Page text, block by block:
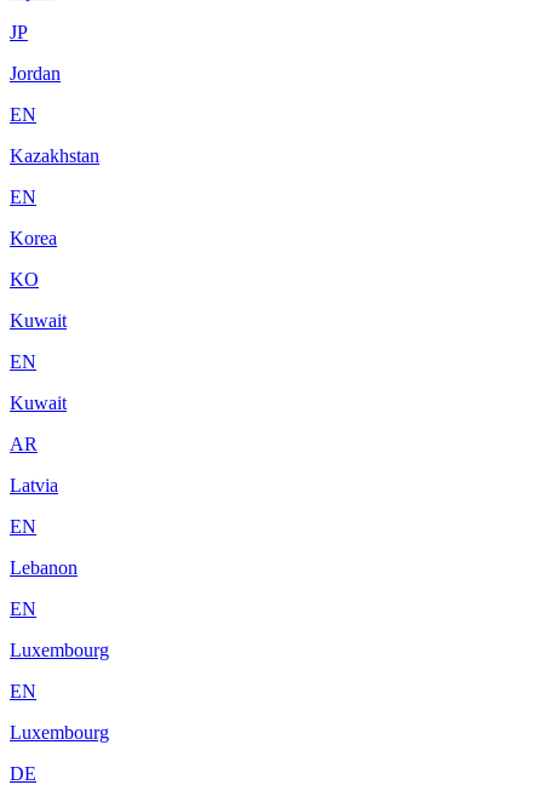
JP
Jordan
EN
Kazakhstan
EN
Korea
KO
Kuwait
EN
Kuwait
AR
Latvia
EN
Lebanon
EN
Luxembourg
EN
Luxembourg
DE